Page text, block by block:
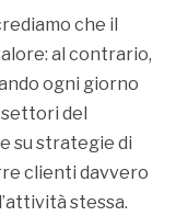
che il
al contrario,
ogni giorno
settori del
su strategie di
clienti davvero
stessa.